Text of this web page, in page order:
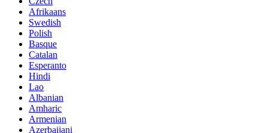
Afrikaans
Swedish
Polish
Basque
Catalan
Esperanto
Hindi
Lao
Albanian
Amharic
Armenian
Azerbaijani